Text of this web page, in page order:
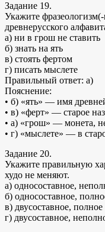
Задание 19.
Укажите
древнерусского
а) ни в грош не ставить
б) знать на ять
в) стоять фертом
г) писать мыслете
Правильный ответ: а)
Пояснение:
• б) «ять» — имя
• в) «ферт» — старое
• а) «грош» — монета,
• г) «мыслете» — в
Задание 20.
Укажите правильную
худо не меняют.
а) односоставное,
б) односоставное,
в) двусоставное, полное
г) двусоставное,